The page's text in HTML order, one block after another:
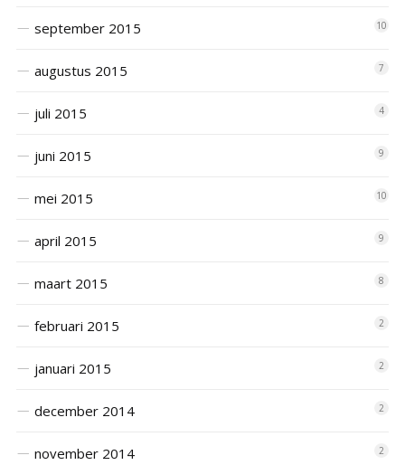
september 2015 10
augustus 2015 7
juli 2015 4
juni 2015 9
mei 2015 10
april 2015 9
maart 2015 8
februari 2015 2
januari 2015 2
december 2014 2
november 2014 2